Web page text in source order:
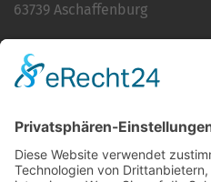
63739 Aschaffenburg
E-Mailinfo@martinushaus.de